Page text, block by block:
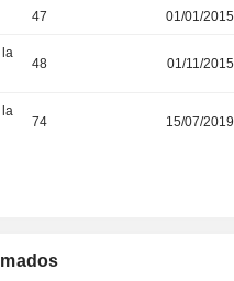
47 01/01/2015
la
48 01/11/2015
la
74 15/07/2019